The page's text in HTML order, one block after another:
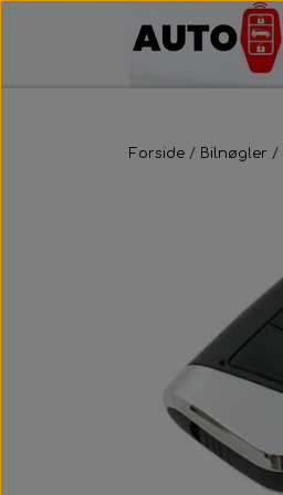
Forside Bilnøgler